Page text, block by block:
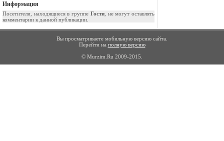
Информация
Посетители, находящиеся в группе Гости, не могут оставлять
комментарии к данной публикации.
Вы просматриваете мобильную версию сайта.
Перейти на полную версию
© Murzim.Ru 2009-2015.